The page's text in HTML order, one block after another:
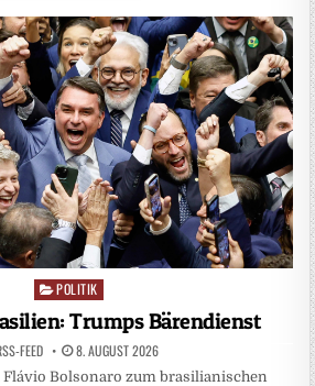
Posted
in
POLITIK
Trumps Bärendienst
FEED 8. AUGUST 2026
Bolsonaro zum brasilianischen